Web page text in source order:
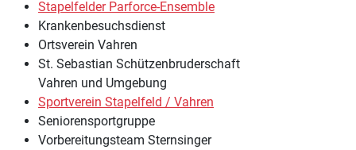
Stapelfelder Parforce-Ensemble
Krankenbesuchsdienst
Ortsverein Vahren
St. Sebastian Schützenbruderschaft
Vahren und Umgebung
Sportverein Stapelfeld / Vahren
Seniorensportgruppe
Vorbereitungsteam Sternsinger